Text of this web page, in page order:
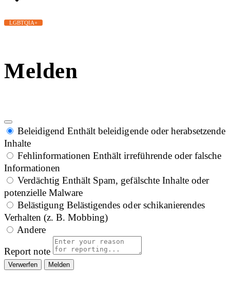
LGBTQIA+
Melden
Beleidigend Enthält beleidigende oder herabsetzende
Inhalte
Fehlinformationen Enthält irreführende oder falsche
Informationen
Verdächtig Enthält Spam, gefälschte Inhalte oder
potenzielle Malware
Belästigung Belästigendes oder schikanierendes
Verhalten (z. B. Mobbing)
Andere
Report note
Melden